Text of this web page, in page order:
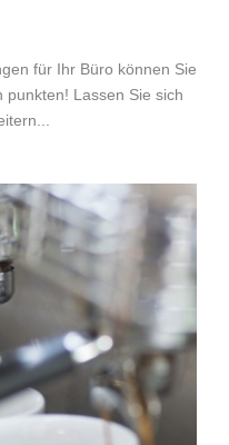
für Ihr Büro können Sie
Lassen Sie sich